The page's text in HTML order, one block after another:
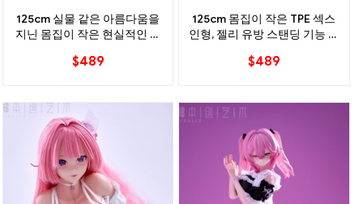
125cm 실물 같은 아름다움을
지닌 몸집이 작은 현실적인 섹
$489
125cm 몸집이 작은 TPE 섹스
인형, 젤리 유방 스탠딩 기능 포
$489